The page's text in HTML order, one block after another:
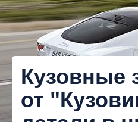
Кузовные
от